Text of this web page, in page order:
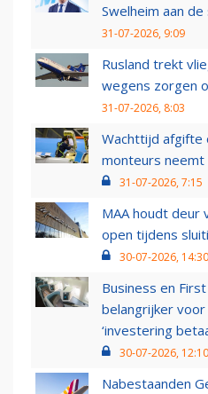
Swelheim aan
31-07-2026, 9:09
Rusland trekt
wegens zorgen
31-07-2026, 8:03
Wachttijd afgifte
monteurs
31-07-2026, 7:15
MAA houdt deur
open tijdens
30-07-2026, 14:30
Business en
belangrijker voor
‘investering
30-07-2026, 12:10
Nabestaanden